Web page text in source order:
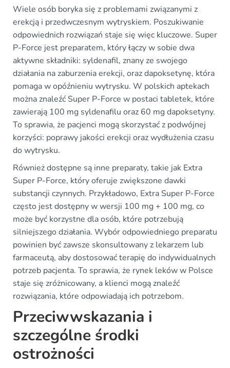
Wiele osób boryka się z problemami związanymi z
erekcją i przedwczesnym wytryskiem. Poszukiwanie
odpowiednich rozwiązań staje się więc kluczowe. Super
P-Force jest preparatem, który łączy w sobie dwa
aktywne składniki: syldenafil, znany ze swojego
działania na zaburzenia erekcji, oraz dapoksetynę, która
pomaga w opóźnieniu wytrysku. W polskich aptekach
można znaleźć Super P-Force w postaci tabletek, które
zawierają 100 mg syldenafilu oraz 60 mg dapoksetyny.
To sprawia, że pacjenci mogą skorzystać z podwójnej
korzyści: poprawy jakości erekcji oraz wydłużenia czasu
do wytrysku.
Również dostępne są inne preparaty, takie jak Extra
Super P-Force, który oferuje zwiększone dawki
substancji czynnych. Przykładowo, Extra Super P-Force
często jest dostępny w wersji 100 mg + 100 mg, co
może być korzystne dla osób, które potrzebują
silniejszego działania. Wybór odpowiedniego preparatu
powinien być zawsze skonsultowany z lekarzem lub
farmaceutą, aby dostosować terapię do indywidualnych
potrzeb pacjenta. To sprawia, że rynek leków w Polsce
staje się zróżnicowany, a klienci mogą znaleźć
rozwiązania, które odpowiadają ich potrzebom.
Przeciwwskazania i
szczególne środki
ostrożności